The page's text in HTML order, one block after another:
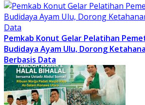
Pemkab Konut Gelar Pelatihan
Budidaya Ayam Ulu, Dorong
Berbasis Data